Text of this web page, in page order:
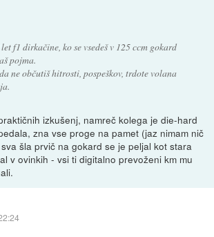
f1 dirkačine, ko se vsedeš v 125 ccm gokard
pojma.
ne občutiš hitrosti, pospeškov, trdote volana
izkušenj, namreč kolega je die-hard
zna vse proge na pamet (jaz nimam nič
šla prvič na gokard se je peljal kot stara
v ovinkih - vsi ti digitalno prevoženi km mu